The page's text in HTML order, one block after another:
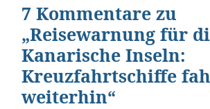
7 Kommentare zu
„Reisewarnung für
Kanarische Inseln:
Kreuzfahrtschiffe
weiterhin“